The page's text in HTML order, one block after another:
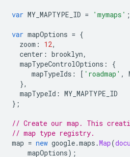
var MY_MAPTYPE_ID = 'mymaps' ;
var mapOptions = {
zoom : 12,
center : brooklyn,
mapTypeControlOptions :
{
mapTypeIds : [ 'roadmap' ,
},
mapTypeId : MY_MAPTYPE_ID
};
// Create our map. This
// map type registry.
map = new google.maps .Map(
mapOptions);